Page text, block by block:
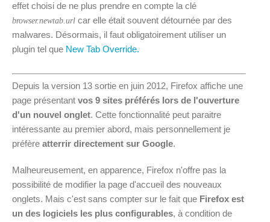
effet choisi de ne plus prendre en compte la clé
browser.newtab.url car elle était souvent détournée par des
malwares. Désormais, il faut obligatoirement utiliser un
plugin tel que New Tab Override.
Depuis la version 13 sortie en juin 2012, Firefox affiche une
page présentant vos 9 sites préférés lors de l'ouverture
d'un nouvel onglet. Cette fonctionnalité peut paraitre
intéressante au premier abord, mais personnellement je
préfère atterrir directement sur Google.
Malheureusement, en apparence, Firefox n'offre pas la
possibilité de modifier la page d'accueil des nouveaux
onglets. Mais c'est sans compter sur le fait que Firefox est
un des logiciels les plus configurables, à condition de